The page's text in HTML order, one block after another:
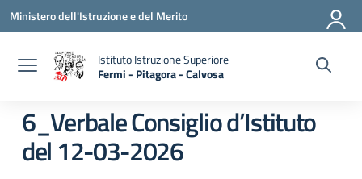
Vai ai contenuti
Vai al menu di navigazione
Vai al footer
Ministero dell'Istruzione e del Merito
Istituto Istruzione Superiore
Fermi - Pitagora - Calvosa
— Visita la pagina iniziale della scuola
6_Verbale Consiglio d’Istituto
del 12-03-2026